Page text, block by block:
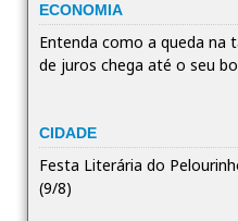
ECONOMIA
Entenda como a queda na
de juros chega até o seu
CIDADE
Festa Literária do
(9/8)